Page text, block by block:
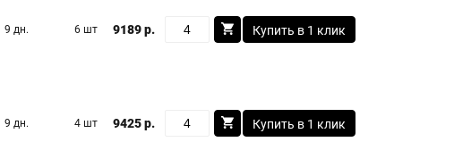
9 дн. 6 шт 9189 р. Купить в 1 клик
9 дн. 4 шт 9425 р. Купить в 1 клик